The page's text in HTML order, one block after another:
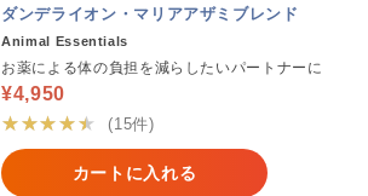
ダンデライオン・マリアアザミブレンド
Animal Essentials
お薬による体の負担を減らしたいパートナーに
¥4,950
★★★★★
(15件)
カートに入れる